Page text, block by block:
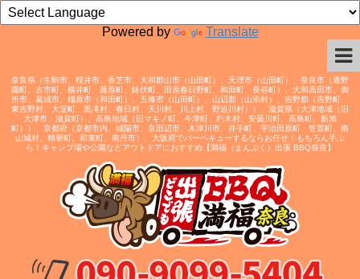
Powered by Translate
奈良県（生駒市、桜井市、香芝市、大和郡山市（山田町）、天理市（山田町）、奈良市（鹿野
園町、古市町、横井町、藤原町、鉢伏町、田原春日野町、和田町、長谷町）、大和高田市、御
所市、葛城市、橿原市（和田町）、五條市（山田町）、山辺郡（山添村）、吉野郡（吉野町、
東吉野村、大淀町、黒滝村、春日村、天川村、川上村、野迫川村））、滋賀県（大津地域（旧
大津市、滋賀町）、高島地域（旧マキノ町、今津町、朽木村、安曇川町、高島町、新旭
町））、京都府（京都市内、城陽市、京田辺市、木津川市、井手町、宇治田原町、笠置町、南
山城村、精華町、和束町、南丹市）、大阪府でバーベキューするならお任せ！もちろん手ぶ
ら！キャンプ場や公園などアウトドアにおすすめ【満福（まんぷく）出張 BBQ奈良】